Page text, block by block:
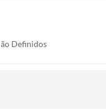
Definidos